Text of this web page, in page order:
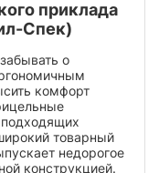
приклада
Спек)
о
комфорт
подходящих
товарный
недорогое
конструкцией.